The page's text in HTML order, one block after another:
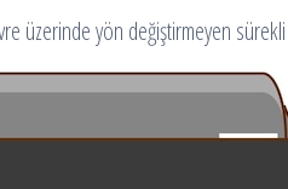
üzerinde yön değiştirmeyen